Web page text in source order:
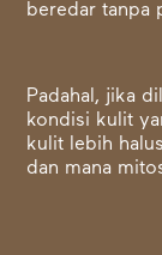
beredar tanpa
Padahal, jika
kondisi kulit
kulit lebih
dan mana